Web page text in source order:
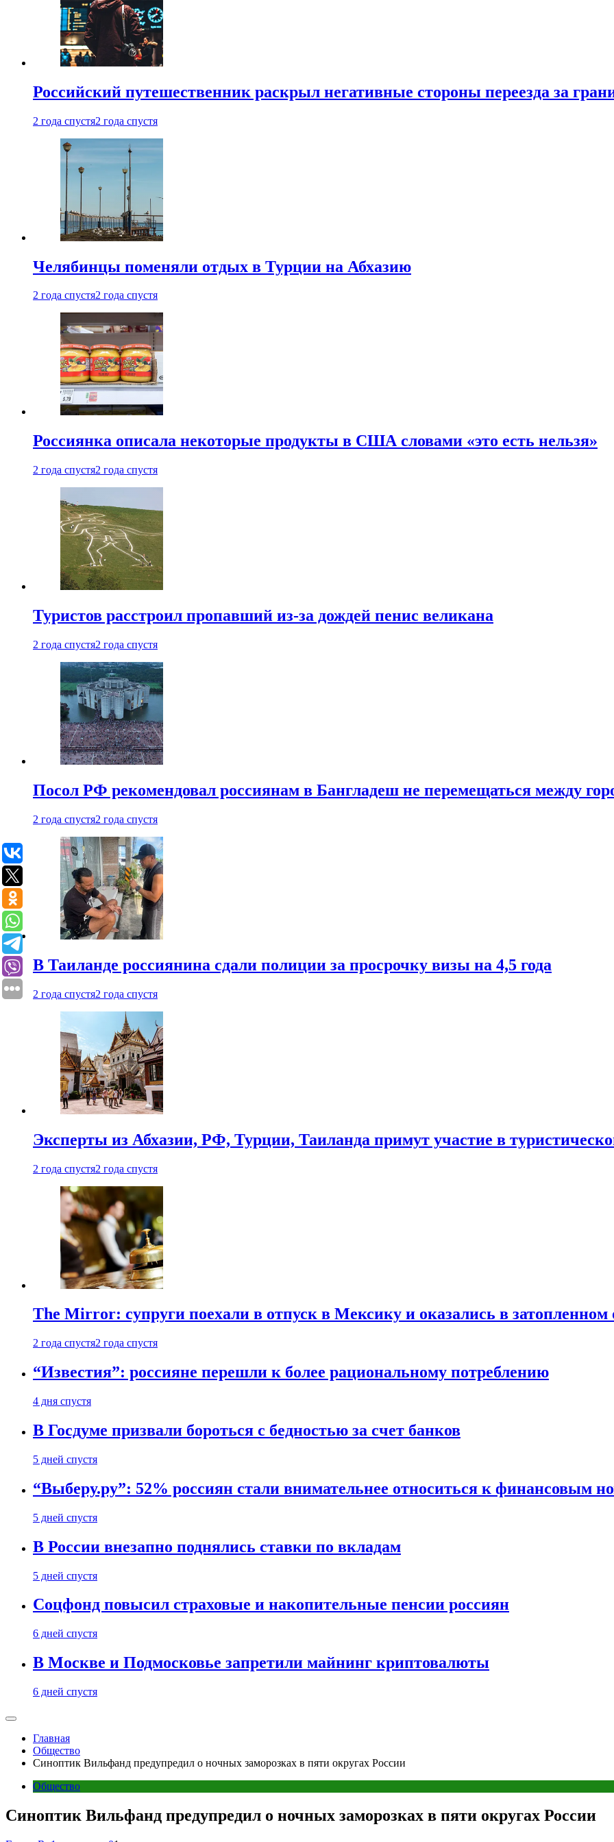
Российский путешественник раскрыл негативные стороны переезда за
2 года спустя2 года спустя
Челябинцы поменяли отдых в Турции на Абхазию
2 года спустя2 года спустя
Россиянка описала некоторые продукты в США словами «это есть нельзя»
2 года спустя2 года спустя
Туристов расстроил пропавший из-за дождей пенис великана
2 года спустя2 года спустя
Посол РФ рекомендовал россиянам в Бангладеш не перемещаться между
2 года спустя2 года спустя
В Таиланде россиянина сдали полиции за просрочку визы на 4,5 года
2 года спустя2 года спустя
Эксперты из Абхазии, РФ, Турции, Таиланда примут участие в
2 года спустя2 года спустя
The Mirror: супруги поехали в отпуск в Мексику и оказались в затопленном
2 года спустя2 года спустя
“Известия”: россияне перешли к более рациональному потреблению
4 дня спустя
В Госдуме призвали бороться с бедностью за счет банков
5 дней спустя
“Выберу.ру”: 52% россиян стали внимательнее относиться к финансовым
5 дней спустя
В России внезапно поднялись ставки по вкладам
5 дней спустя
Соцфонд повысил страховые и накопительные пенсии россиян
6 дней спустя
В Москве и Подмосковье запретили майнинг криптовалюты
6 дней спустя
Главная
Общество
Синоптик Вильфанд предупредил о ночных заморозках в пяти округах России
Общество
Синоптик Вильфанд предупредил о ночных заморозках в пяти округах России